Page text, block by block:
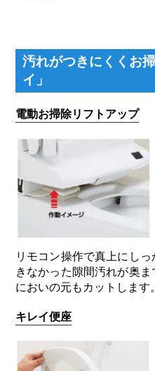
汚れがつきにくくお
イ」
電動お掃除リフトアップ
リモコン操作で真上にし
きなかった隙間汚れが奥
においの元もカットします。
キレイ便座